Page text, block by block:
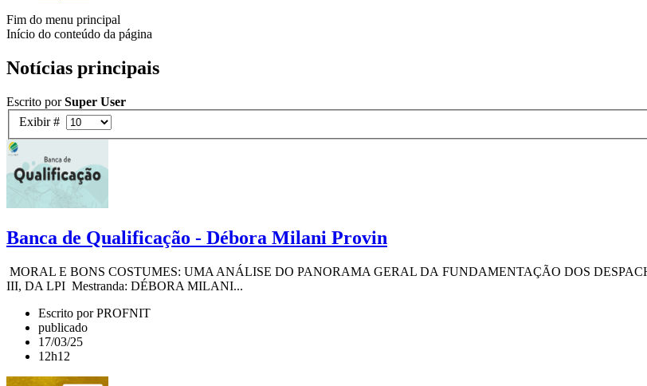
Fim do menu principal
Início do conteúdo da página
Notícias principais
Escrito porSuper User
Exibir #
Banca de Qualificação - Débora Milani Provin
MORAL E BONS COSTUMES: UMA ANÁLISE DO PANORAMA GERAL DA FUNDAMENTAÇÃO DOS
III, DA LPI Mestranda: DÉBORA MILANI...
Escrito por PROFNIT
publicado
17/03/25
12h12